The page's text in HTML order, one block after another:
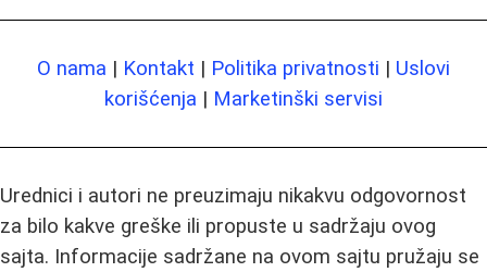
O nama | Kontakt | Politika privatnosti | Uslovi
korišćenja | Marketinški servisi
Urednici i autori ne preuzimaju nikakvu odgovornost
za bilo kakve greške ili propuste u sadržaju ovog
sajta. Informacije sadržane na ovom sajtu pružaju se